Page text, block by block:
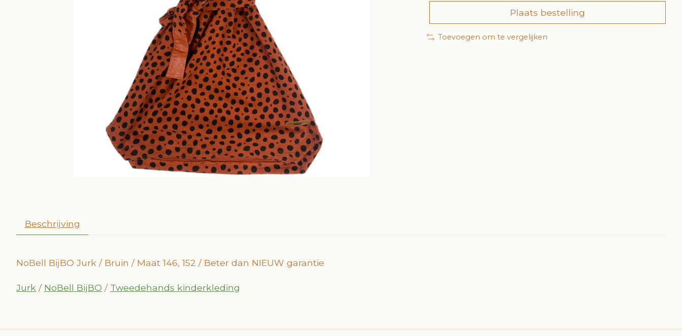
Plaats bestelling
Toevoegen om te vergelijken
Beschrijving
NoBell BijBO Jurk / Bruin / Maat 146, 152 / Beter dan NIEUW garantie
Jurk / NoBell BijBO / Tweedehands kinderkleding